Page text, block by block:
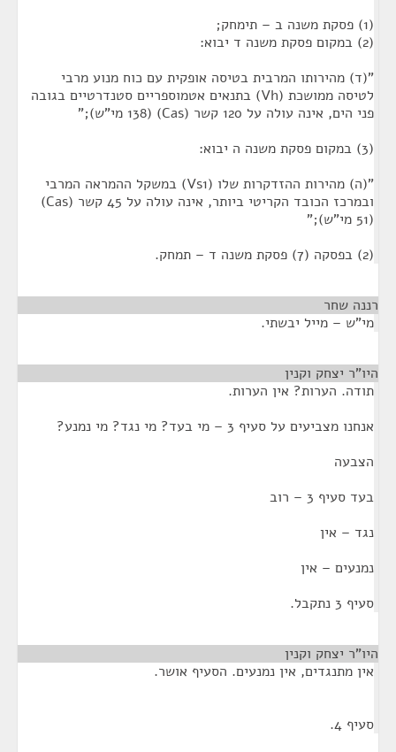
(1) פסקת משנה ב – תימחק;
(2) במקום פסקת משנה ד יבוא:
"(ד) מהירותו המרבית בטיסה אופקית עם כוח מנוע מרבי
לטיסה ממושכת (Vh) בתנאים אטמוספריים סטנדרטיים בגובה
פני הים, אינה עולה על 120 קשר (Cas) (138 מי"ש);"
(3) במקום פסקת משנה ה יבוא:
"(ה) מהירות ההזדקרות שלו (Vs1) במשקל ההמראה המרבי
ובמרכז הכובד הקריטי ביותר, אינה עולה על 45 קשר (Cas)
(51 מי"ש);"
(2) בפסקה (7) פסקת משנה ד – תמחק.
רננה שחר
מי"ש – מייל יבשתי.
היו"ר יצחק וקנין
תודה. הערות? אין הערות.
אנחנו מצביעים על סעיף 3 – מי בעד? מי נגד? מי נמנע?
הצבעה
בעד סעיף 3 – רוב
נגד – אין
נמנעים – אין
סעיף 3 נתקבל.
היו"ר יצחק וקנין
אין מתנגדים, אין נמנעים. הסעיף אושר.
סעיף 4.